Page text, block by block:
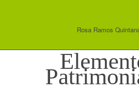
Rosa Ramos